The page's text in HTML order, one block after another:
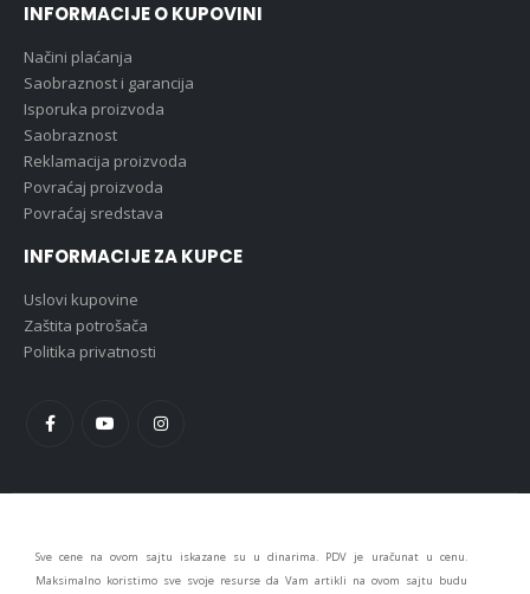
INFORMACIJE O KUPOVINI
Načini plaćanja
Saobraznost i garancija
Isporuka proizvoda
Saobraznost
Reklamacija proizvoda
Povraćaj proizvoda
Povraćaj sredstava
INFORMACIJE ZA KUPCE
Uslovi kupovine
Zaštita potrošača
Politika privatnosti
Sve cene na ovom sajtu iskazane su u dinarima. PDV je uračunat u cenu.
Maksimalno koristimo sve svoje resurse da Vam artikli na ovom sajtu budu